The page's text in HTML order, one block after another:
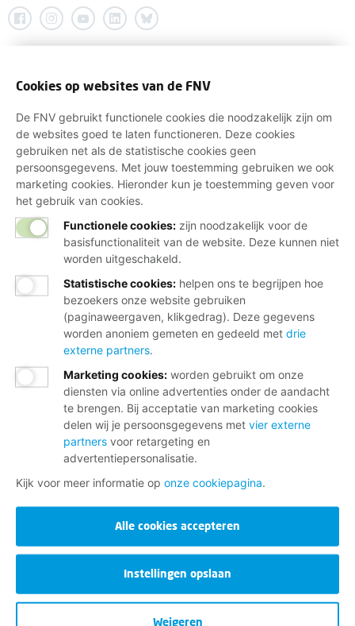
Cookies op websites van de FNV
De FNV gebruikt functionele cookies die noodzakelijk zijn om
de websites goed te laten functioneren. Deze cookies
gebruiken net als de statistische cookies geen
persoonsgegevens. Met jouw toestemming gebruiken we ook
marketing cookies. Hieronder kun je toestemming geven voor
het gebruik van cookies.
Functionele cookies: zijn noodzakelijk voor de
basisfunctionaliteit van de website. Deze kunnen niet
worden uitgeschakeld.
Statistische cookies: helpen ons te begrijpen hoe
bezoekers onze website gebruiken
(paginaweergaven, klikgedrag). Deze gegevens
worden anoniem gemeten en gedeeld met drie
externe partners.
Marketing cookies: worden gebruikt om onze
diensten via online advertenties onder de aandacht
te brengen. Bij acceptatie van marketing cookies
delen wij je persoonsgegevens met vier externe
partners voor retargeting en
advertentiepersonalisatie.
Kijk voor meer informatie op onze cookiepagina.
Alle cookies accepteren
Instellingen opslaan
Weigeren